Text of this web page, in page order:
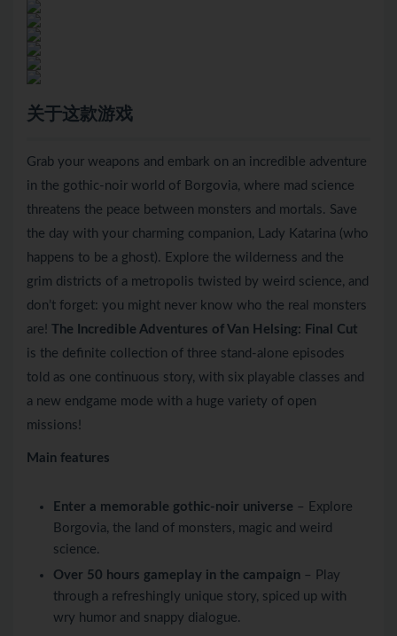
关于这款游戏
Grab your weapons and embark on an incredible adventure
in the gothic-noir world of Borgovia, where mad science
threatens the peace between monsters and mortals. Save
the day with your charming companion, Lady Katarina (who
happens to be a ghost). Explore the wilderness and the
grim districts of a metropolis twisted by weird science, and
don’t forget: you might never know who the real monsters
are!
The Incredible Adventures of Van Helsing: Final Cut
is the definite collection of three stand-alone episodes
told as one continuous story, with six playable classes and
a new endgame mode with a huge variety of open
missions!
Main features
Enter a memorable gothic-noir universe – Explore
Borgovia, the land of monsters, magic and weird
science.
Over 50 hours gameplay in the campaign – Play
through a refreshingly unique story, spiced up with
wry humor and snappy dialogue.